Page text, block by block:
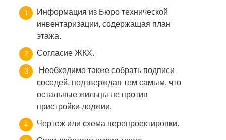
Информация из Бюро технической
инвентаризации, содержащая план
этажа.
Согласие ЖКХ.
Необходимо также собрать подписи
соседей, подтверждая тем самым, что
остальные жильцы не против
пристройки лоджии.
Чертеж или схема перепроектировки.